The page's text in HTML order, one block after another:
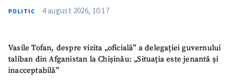
POLITIC 4 august 2026, 10:17
Vasile Tofan, despre vizita „oficială” a delegației guvernului
taliban din Afganistan la Chișinău: „Situația este jenantă și
inacceptabilă”